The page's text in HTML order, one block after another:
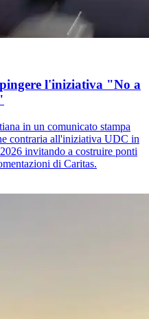
l'iniziativa "No a
in un comunicato stampa
contraria all'iniziativa UDC in
invitando a costruire ponti
di Caritas.